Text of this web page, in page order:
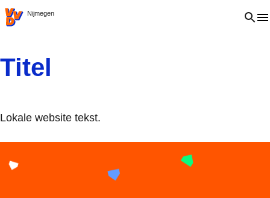
VVD.nlNijmegen Open
Titel
Lokale website tekst.